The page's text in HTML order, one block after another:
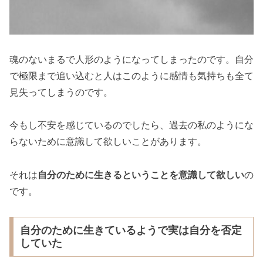
魂のないまるで人形のようになってしまったのです。自分
で極限まで追い込むと人はこのように感情も気持ちも全て
見失ってしまうのです。
今もし不安を感じているのでしたら、過去の私のようにな
らないために意識して欲しいことがあります。
それは自分のために生きるということを意識して欲しいの
です。
自分のために生きているようで実は自分を否定
していた